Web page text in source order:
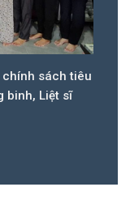
chính sách tiêu
binh, Liệt sĩ